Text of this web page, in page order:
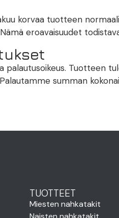
korvaa tuotteen
eroavaisuudet
palautusoikeus. Tuotteen
summan
TUOTTEET
Miesten nahkatakit